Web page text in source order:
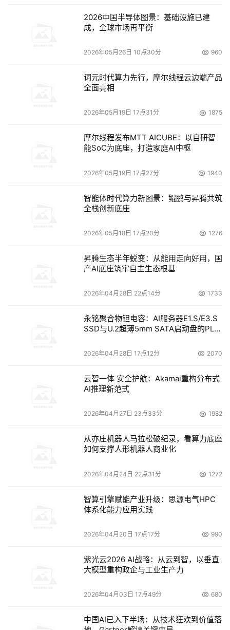
2026中国半导体图景：基础设施已建
成，全球市场再平衡
2026年05月26日 10点30分 960
词元时代算力先行，摩尔线程云边端产品
全面亮相
2026年05月19日 17点31分 1875
摩尔线程发布MTT AICUBE：以自研智
能SoC为底座，打造家庭AI中枢
2026年05月19日 17点27分 1940
智能体时代算力新图景：鲲鹏与昇腾共筑
全栈创新底座
2026年05月18日 17点20分 1276
昇腾生态半年蜕变：从能用走向好用，国
产AI底座筑牢自主生态根基
2026年04月28日 22点14分 1733
永铭聚合物钽电容：AI服务器E1.S/E3.S
SSD与U.2超薄5mm SATA启动盘的PLP
2026年04月28日 17点12分 2070
云智一体 安全护航：Akamai重构分布式
AI推理新范式
2026年04月27日 23点33分 1982
从亦庄机器人马拉松破纪录，看算力底座
如何支撑人形机器人商业化
2026年04月24日 22点31分 1272
智算引擎赋能产业升级：思源电气HPC
体系化能力应用实践
2026年04月20日 17点17分 990
紫光云2026 AI战略：从云到智，以垂直
大模型重构政企与工业生产力
2026年04月03日 17点49分 680
中国AI已入下半场：从技术狂欢到价值落